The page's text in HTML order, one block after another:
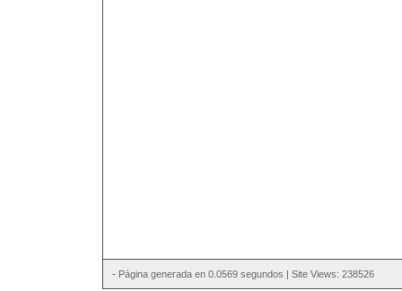
- Página generada en 0.0569 segundos | Site Views: 238526